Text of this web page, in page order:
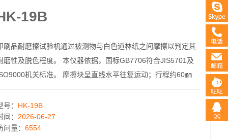
19B
刷品耐磨擦试验机通过被测物与白色道林纸之间摩擦以判定其
磨性及脱色程度。 本仪器依据，国标GB7706符合JIS5701及
机关标准。 摩擦块呈直线水平往复运动；行程约60㎜
号： HK-19B
间： 2026-06-27
问量： 6554